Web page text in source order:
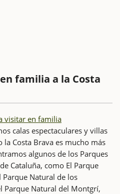
familia a la Costa
visitar en familia
calas espectaculares y villas
la Costa Brava es mucho más
algunos de los Parques
Cataluña, como El Parque
Parque Natural de los
Parque Natural del Montgrí,